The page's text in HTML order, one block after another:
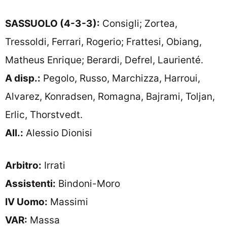
SASSUOLO (4-3-3): Consigli; Zortea,
Tressoldi, Ferrari, Rogerio; Frattesi, Obiang,
Matheus Enrique; Berardi, Defrel, Laurienté.
A disp.: Pegolo, Russo, Marchizza, Harroui,
Alvarez, Konradsen, Romagna, Bajrami, Toljan,
Erlic, Thorstvedt.
All.: Alessio Dionisi
Arbitro: Irrati
Assistenti: Bindoni-Moro
IV Uomo: Massimi
VAR: Massa